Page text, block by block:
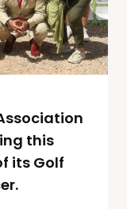
this
its Golf